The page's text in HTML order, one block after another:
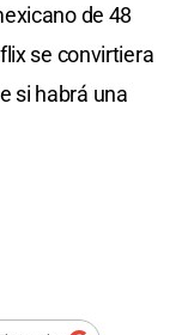
de 48
se convirtiera
si habrá una